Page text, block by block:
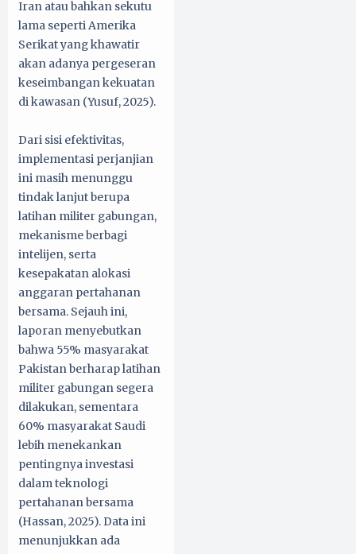
Iran atau bahkan sekutu
lama seperti Amerika
Serikat yang khawatir
akan adanya pergeseran
keseimbangan kekuatan
di kawasan (Yusuf, 2025).
Dari sisi efektivitas,
implementasi perjanjian
ini masih menunggu
tindak lanjut berupa
latihan militer gabungan,
mekanisme berbagi
intelijen, serta
kesepakatan alokasi
anggaran pertahanan
bersama. Sejauh ini,
laporan menyebutkan
bahwa 55% masyarakat
Pakistan berharap latihan
militer gabungan segera
dilakukan, sementara
60% masyarakat Saudi
lebih menekankan
pentingnya investasi
dalam teknologi
pertahanan bersama
(Hassan, 2025). Data ini
menunjukkan ada